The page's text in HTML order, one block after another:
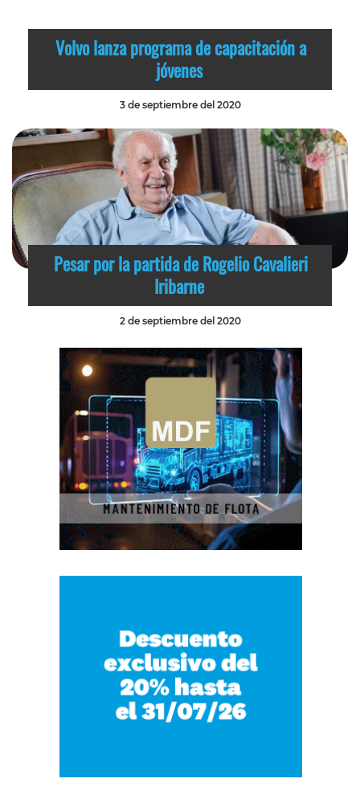
Volvo lanza programa de capacitación a
jóvenes
3 de septiembre del 2020
Pesar por la partida de Rogelio Cavalieri
Iribarne
2 de septiembre del 2020